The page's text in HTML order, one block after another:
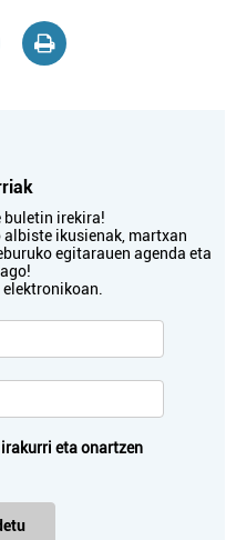
buletin irekira!
ikusienak, martxan
egitarauen agenda eta
irakurri eta onartzen